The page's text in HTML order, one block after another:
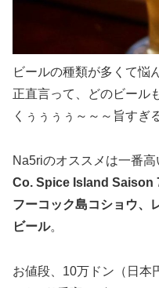
ビールの種類が多くて悩
正直言って、どのビール
くぅぅぅぅ～～～旨すぎ
Na5riのオススメは一番高
Co. Spice Island Saison
フーコック島コショウ、
ビール。
お値段、10万ドン（日本